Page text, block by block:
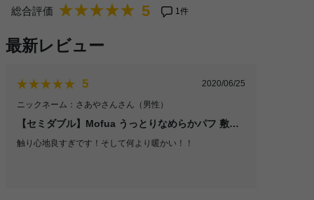
総合評価 5 1件
最新レビュー
5 2020/06/25
ニックネーム：さあやさんさん （男性）
【セミダブル】Mofua うっとりなめらかパフ 敷きパッド
触り心地良すぎです！そして何より暖かい！！